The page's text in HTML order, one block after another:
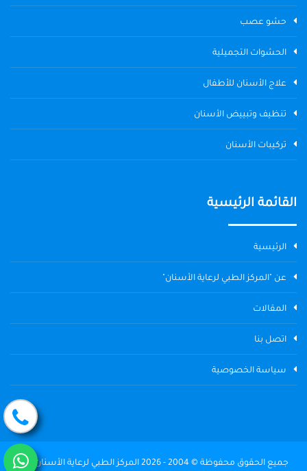
حشو عصب
الحشوات التجميلية
علاج الأسنان للأطفال
تنظيف وتبييض الأسنان
تركيبات الأسنان
القائمة الرئيسية
الرئيسية
عن "المركز الطبي لرعاية الأسنان"
المقالات
اتصل بنا
سياسة الخصوصية
جميع الحقوق محفوظة © 2004 - 2026 المركز الطبي لرعاية الأسنان The